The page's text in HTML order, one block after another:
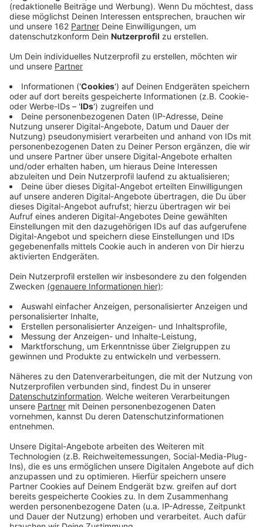
Anzeige
Moers lockt kreisweit die meisten Touristen aus dem
Ausland an. Letztes Jahr kamen laut den
Landesstatistikern über 19.000. Das sind nochmal 13
Prozent mehr als im Jahr davor. In den Top 3 bei
ausländischen Gästen landen außerdem Wesel und
Xanten – beide allerdings mit Rückgängen. Den
höchsten Zuwachs an Auslands-Touris hatten Alpen
und Kamp-Lintfort – und das zum zweiten Mal in
Folge.
Anzeige
Tourismusboom hält im Kreis Wesel an
Der Niederrhein bleibt auch insgesamt bei Touristen
beliebt. Die Landesstatistiker haben Zahlen für 2019
vorgelegt. Insgesamt gab es im Kreis Wesel letztes
Jahr rund 847.000 Übernachtungen - etwa drei
für zwei Nächte im Kreis Wesel.
Anzeige
Anzeige